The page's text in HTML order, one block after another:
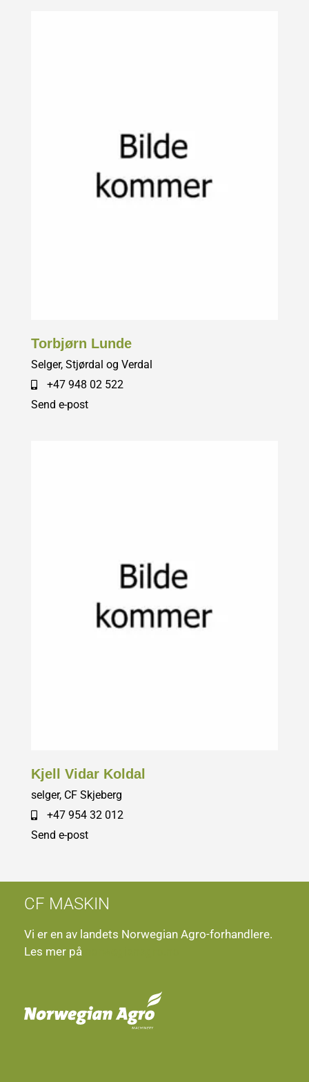
Torbjørn Lunde
Selger, Stjørdal og Verdal
+47 948 02 522
Send e-post
Kjell Vidar Koldal
selger, CF Skjeberg
+47 954 32 012
Send e-post
CF MASKIN
Vi er en av landets Norwegian Agro-forhandlere.
Les mer på